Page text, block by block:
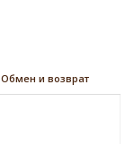
Обмен и возврат